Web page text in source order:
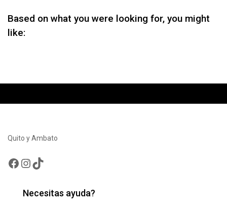
Based on what you were looking for, you might
like:
Quito y Ambato
Facebook
Instagram
TikTok
Necesitas ayuda?